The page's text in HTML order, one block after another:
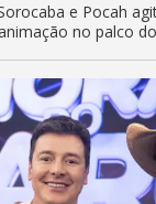
e Pocah
no palco